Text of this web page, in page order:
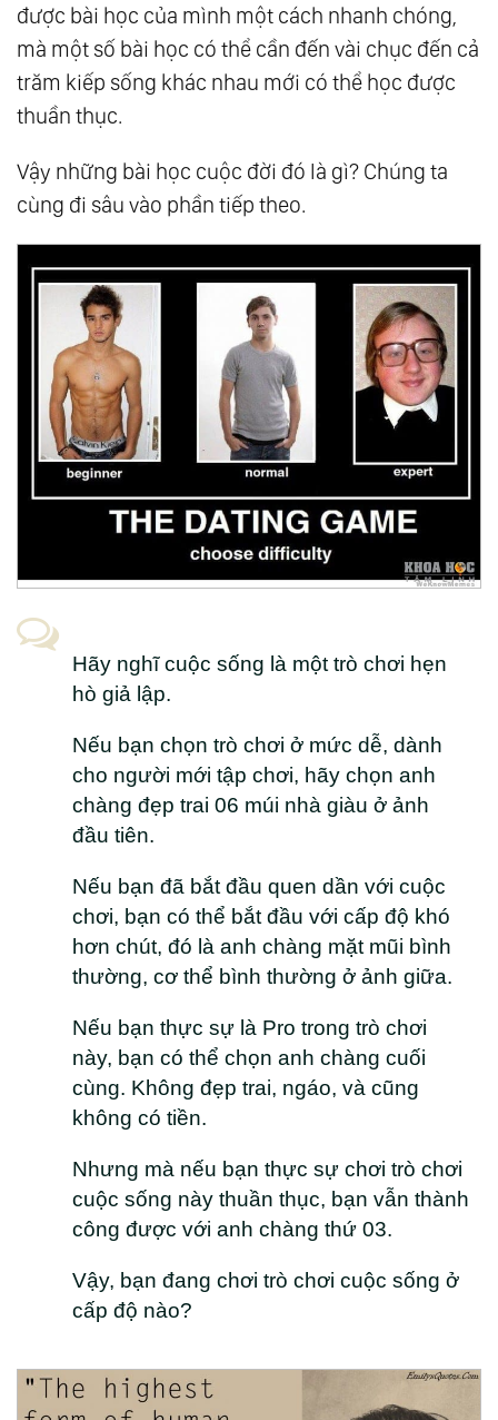
được bài học của mình một cách nhanh chóng,
mà một số bài học có thể cần đến vài chục đến cả
trăm kiếp sống khác nhau mới có thể học được
thuần thục.
Vậy những bài học cuộc đời đó là gì? Chúng ta
cùng đi sâu vào phần tiếp theo.
Hãy nghĩ cuộc sống là một trò chơi hẹn
hò giả lập.
Nếu bạn chọn trò chơi ở mức dễ, dành
cho người mới tập chơi, hãy chọn anh
chàng đẹp trai 06 múi nhà giàu ở ảnh
đầu tiên.
Nếu bạn đã bắt đầu quen dần với cuộc
chơi, bạn có thể bắt đầu với cấp độ khó
hơn chút, đó là anh chàng mặt mũi bình
thường, cơ thể bình thường ở ảnh giữa.
Nếu bạn thực sự là Pro trong trò chơi
này, bạn có thể chọn anh chàng cuối
cùng. Không đẹp trai, ngáo, và cũng
không có tiền.
Nhưng mà nếu bạn thực sự chơi trò chơi
cuộc sống này thuần thục, bạn vẫn thành
công được với anh chàng thứ 03.
Vậy, bạn đang chơi trò chơi cuộc sống ở
cấp độ nào?